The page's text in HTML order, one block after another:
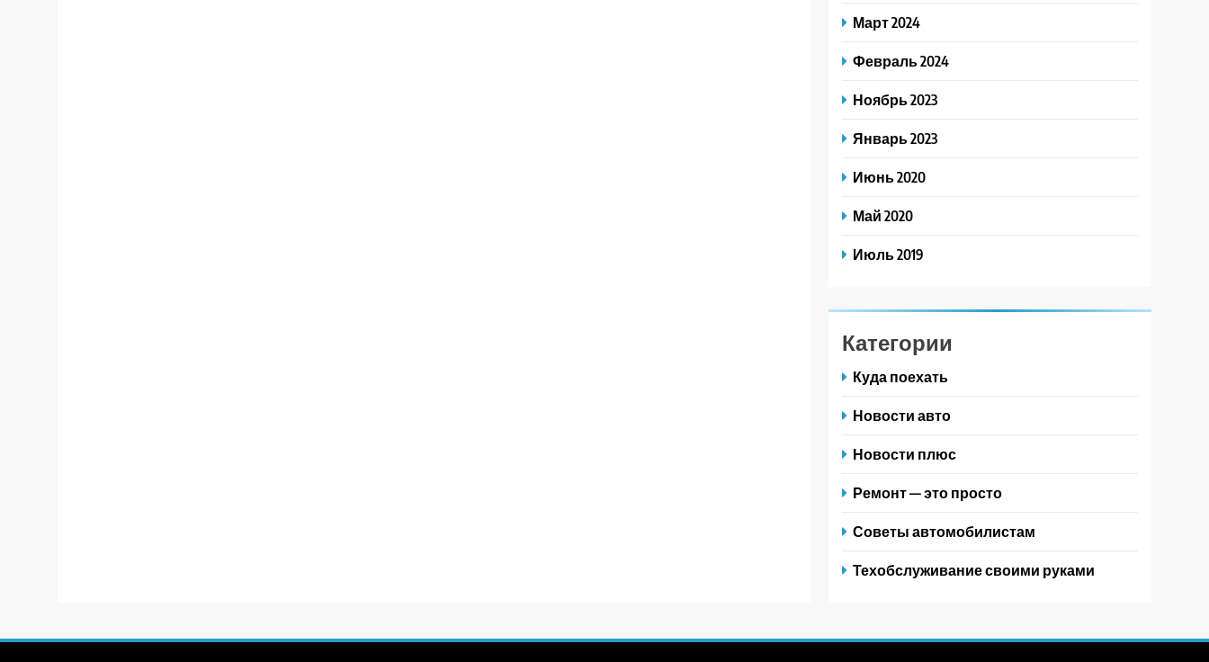
Март 2024
Февраль 2024
Ноябрь 2023
Январь 2023
Июнь 2020
Май 2020
Июль 2019
Категории
Куда поехать
Новости авто
Новости плюс
Ремонт — это просто
Советы автомобилистам
Техобслуживание своими руками